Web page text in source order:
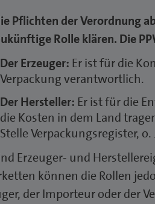
Pflichten der Verordnung
Rolle klären. Die
Der Erzeuger: Er ist für die
Verpackung verantwortlich.
Der Hersteller: Er ist für die
die Kosten in dem Land
Stelle Verpackungsregister, o.
Erzeuger- und
können die Rollen
der Importeur oder der